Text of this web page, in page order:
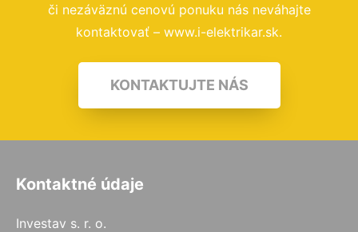
či nezáväznú cenovú ponuku nás neváhajte
kontaktovať – www.i-elektrikar.sk.
KONTAKTUJTE NÁS
Kontaktné údaje
Investav s. r. o.